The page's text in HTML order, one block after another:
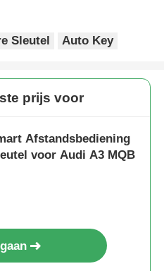
Sleutel Auto Key
prijs voor
Afstandsbediening
voor Audi A3 MQB